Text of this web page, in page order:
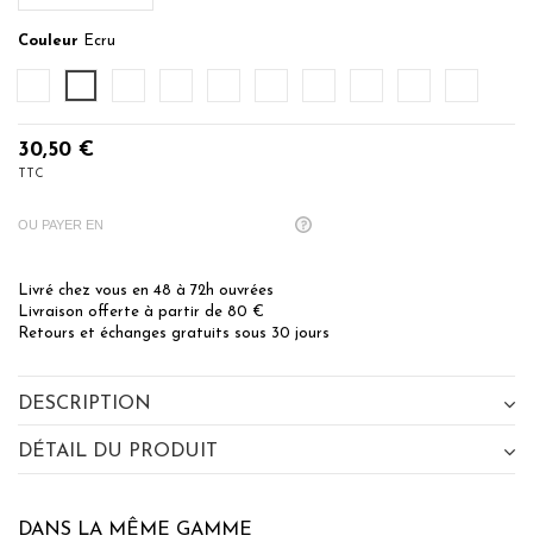
Couleur Ecru
30,50 €
TTC
OU PAYER EN
Livré chez vous en 48 à 72h ouvrées
Livraison offerte à partir de 80 €
Retours et échanges gratuits sous 30 jours
DESCRIPTION
DÉTAIL DU PRODUIT
DANS LA MÊME GAMME
BÉNÉFICIEZ DE 10% DE
RÉDUCTION SUR VOTRE
SENSEI MAISON